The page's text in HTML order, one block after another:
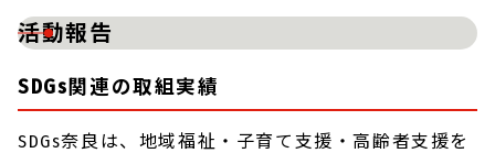
活動報告
SDGs関連の取組実績
SDGs奈良は、地域福祉・子育て支援・高齢者支援を